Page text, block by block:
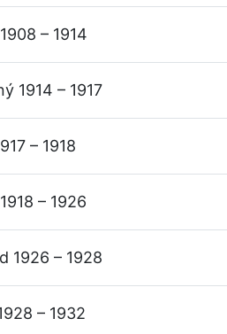
– 1914
1914 – 1917
– 1918
– 1926
1926 – 1928
– 1932